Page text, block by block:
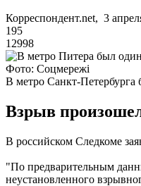
Корреспондент.net, 3
195
12998
Фото: Соцмережі
В метро Санкт-Петербурга
Взрыв
В российском Следкоме
"По предварительным
неустановленного